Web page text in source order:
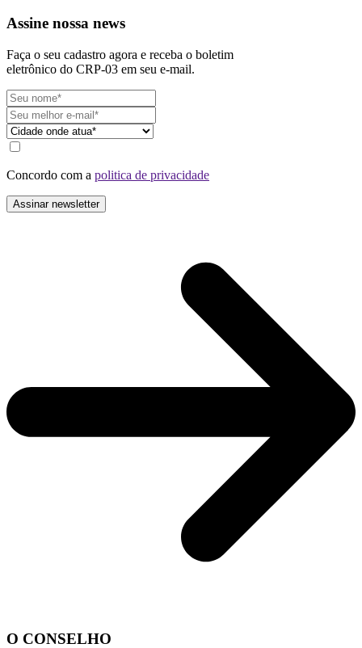
Assine nossa news
Faça o seu cadastro agora e receba o boletim
eletrônico do CRP-03 em seu e-mail.
Concordo com a politica de privacidade
O CONSELHO